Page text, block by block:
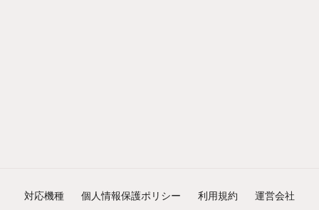
対応機種 個人情報保護ポリシー 利用規約 運営会社